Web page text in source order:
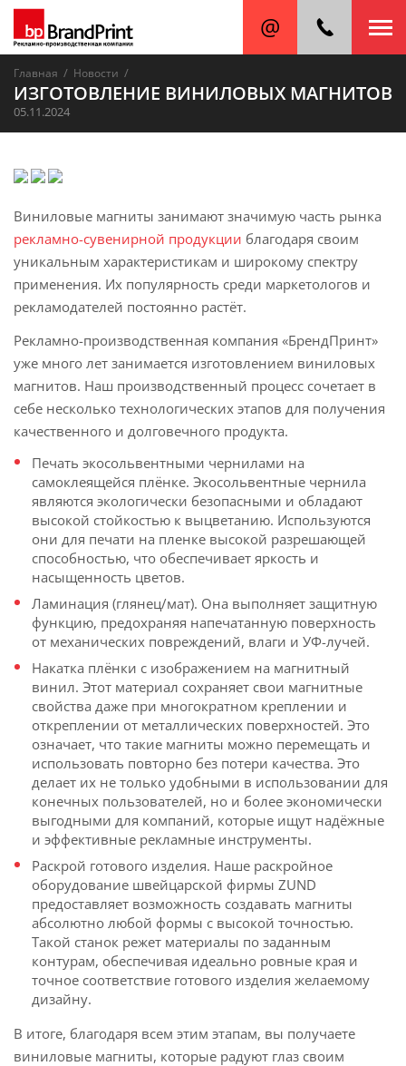
Главная / Новости /
ИЗГОТОВЛЕНИЕ ВИНИЛОВЫХ МАГНИТОВ
05.11.2024
Виниловые магниты занимают значимую часть рынка
рекламно-сувенирной продукции благодаря своим
уникальным характеристикам и широкому спектру
применения. Их популярность среди маркетологов и
рекламодателей постоянно растёт.
Рекламно-производственная компания «БрендПринт»
уже много лет занимается изготовлением виниловых
магнитов. Наш производственный процесс сочетает в
себе несколько технологических этапов для получения
качественного и долговечного продукта.
Печать экосольвентными чернилами на
самоклеящейся плёнке. Экосольвентные чернила
являются экологически безопасными и обладают
высокой стойкостью к выцветанию. Используются
они для печати на пленке высокой разрешающей
способностью, что обеспечивает яркость и
насыщенность цветов.
Ламинация (глянец/мат). Она выполняет защитную
функцию, предохраняя напечатанную поверхность
от механических повреждений, влаги и УФ-лучей.
Накатка плёнки с изображением на магнитный
винил. Этот материал сохраняет свои магнитные
свойства даже при многократном креплении и
откреплении от металлических поверхностей. Это
означает, что такие магниты можно перемещать и
использовать повторно без потери качества. Это
делает их не только удобными в использовании для
конечных пользователей, но и более экономически
выгодными для компаний, которые ищут надёжные
и эффективные рекламные инструменты.
Раскрой готового изделия. Наше раскройное
оборудование швейцарской фирмы ZUND
предоставляет возможность создавать магниты
абсолютно любой формы с высокой точностью.
Такой станок режет материалы по заданным
контурам, обеспечивая идеально ровные края и
точное соответствие готового изделия желаемому
дизайну.
В итоге, благодаря всем этим этапам, вы получаете
виниловые магниты, которые радуют глаз своим